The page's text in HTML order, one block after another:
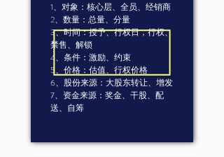
1、对象：核心层、全员、经销商
2、数量：总量、分量
3、时间：授予、行权日，行权、
禁售、解锁
4、条件：激励、约束
5、价格：估值、行权价格
6、股份来源：大股东转让、增发
7、资金来源：奖金、干股、配
送、自筹